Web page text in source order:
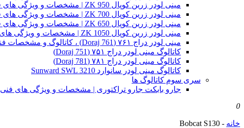
مینی لودر زرین کوپال ZK 950 | مشخصات و ویژگی های فنی zk950
مینی لودر زرین کوپال ZK 700 | مشخصات و ویژگی های فنی zk700
مینی لودر زرین کوپال ZK 650 | مشخصات و ویژگی های فنی zk650
مینی لودر زرین کوپال ZK 1050 | مشخصات و ویژگی های فنی zk1050
مینی لودر دراج ۷۶۱ (Doraj 761) ، کاتالوگ و مشخصات فنی بابکت دوراج
کاتالوگ مینی لودر دراج ۷۵۱ (Doraj 751)
کاتالوگ مینی لودر دراج ۷۸۱ (Doraj 781)
کاتالوگ مینی لودر سانوارد Sunward SWL 3210
سری سوم کاتالوگ ها
جارو بابکت جارو تراکتوری | مشخصات و ویژگی های فنی
0
خانه -
Bobcat S130